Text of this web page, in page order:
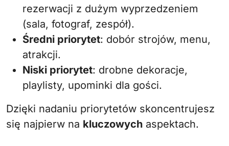
rezerwacji z dużym wyprzedzeniem
(sala, fotograf, zespół).
Średni priorytet: dobór strojów, menu,
atrakcji.
Niski priorytet: drobne dekoracje,
playlisty, upominki dla gości.
Dzięki nadaniu priorytetów skoncentrujesz
się najpierw na kluczowych aspektach.